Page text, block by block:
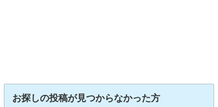
お探しの投稿が見つからなかった方